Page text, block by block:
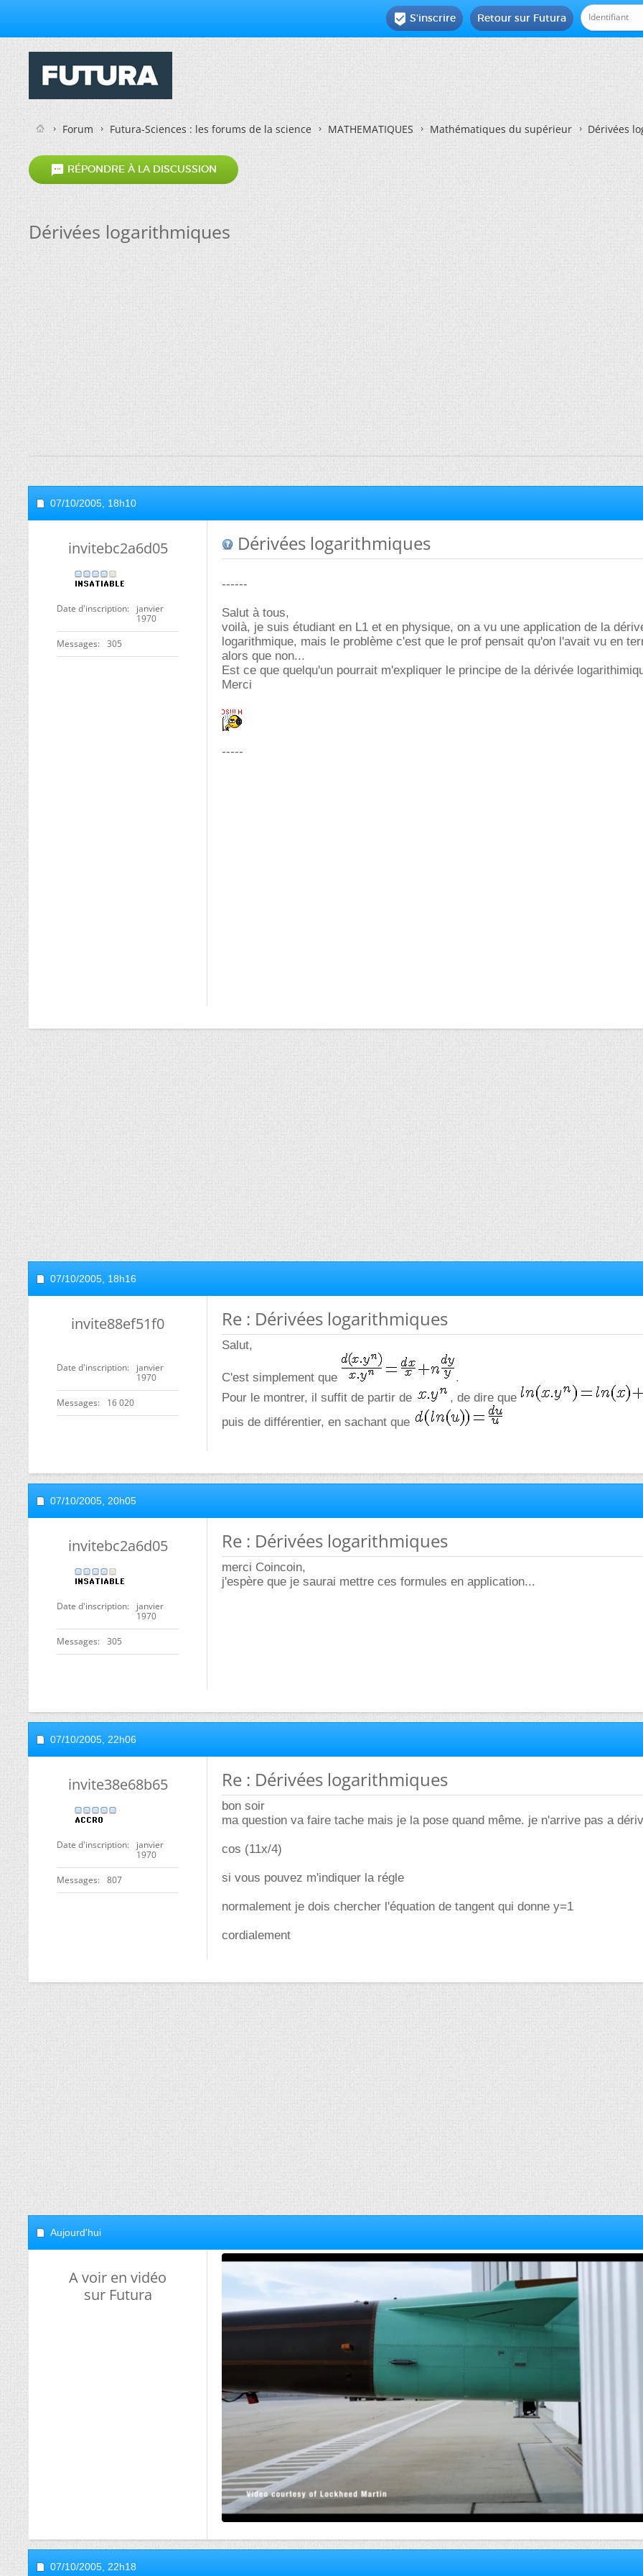
Retour sur Futura
 S'inscrire
Forum Futura-Sciences : les forums de la science MATHEMATIQUES Mathématiques du supérieur Dérivées
 RÉPONDRE À LA DISCUSSION
Dérivées logarithmiques
07/10/2005, 18h10
invitebc2a6d05
Date d'inscription
janvier
1970
Messages 305
Dérivées logarithmiques
------
Salut à tous,
voilà, je suis étudiant en L1 et en physique, on a vu une application de la
logarithmique, mais le problème c'est que le prof pensait qu'on l'avait vu en
alors que non...
Est ce que quelqu'un pourrait m'expliquer le principe de la dérivée
Merci
-----
07/10/2005, 18h16
invite88ef51f0
Date d'inscription
janvier
1970
Messages 16 020
Re : Dérivées logarithmiques
Salut,
C'est simplement que
.
Pour le montrer, il suffit de partir de
, de dire que
puis de différentier, en sachant que
07/10/2005, 20h05
invitebc2a6d05
Date d'inscription
janvier
1970
Messages 305
Re : Dérivées logarithmiques
merci Coincoin,
j'espère que je saurai mettre ces formules en application...
07/10/2005, 22h06
invite38e68b65
Date d'inscription
janvier
1970
Messages 807
Re : Dérivées logarithmiques
bon soir
ma question va faire tache mais je la pose quand même. je n'arrive pas a
cos (11x/4)
si vous pouvez m'indiquer la régle
normalement je dois chercher l'équation de tangent qui donne y=1
cordialement
Aujourd'hui
A voir en vidéo
sur Futura
07/10/2005, 22h18